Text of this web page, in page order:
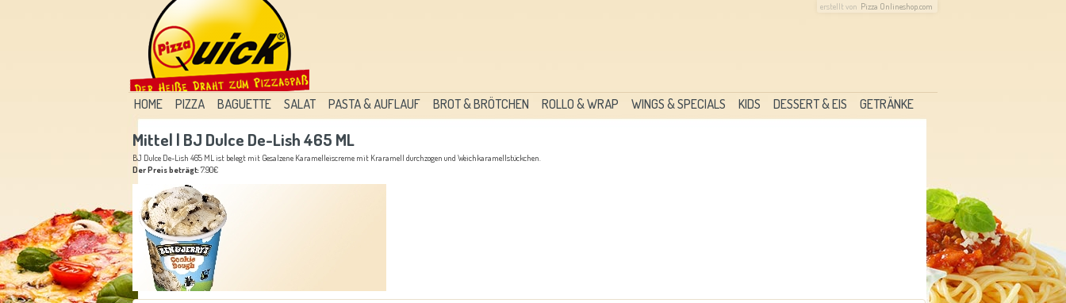
erstellt von Pizza Onlineshop.com
HOME PIZZA BAGUETTE SALAT PASTA & AUFLAUF BROT & BRÖTCHEN ROLLO & WRAP WINGS & SPECIALS KIDS DESSERT & EIS GETRÄNKE
Mittel | BJ Dulce De-Lish 465 ML
BJ Dulce De-Lish 465 ML ist belegt mit Gesalzene Karamelleiscreme mit Kraramell durchzogen und Weichkaramellstückchen.
Der Preis beträgt:7.90€